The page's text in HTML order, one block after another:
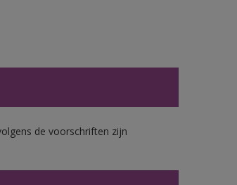
de voorschriften zijn